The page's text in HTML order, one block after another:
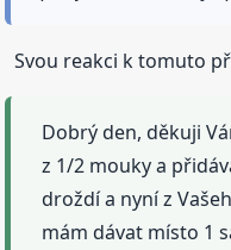
Svou reakci k tomuto
Dobrý den, děkuji
z 1/2 mouky a
droždí a nyní z
mám dávat místo 1